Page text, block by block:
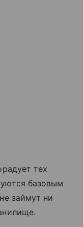
тех
базовым
займут ни